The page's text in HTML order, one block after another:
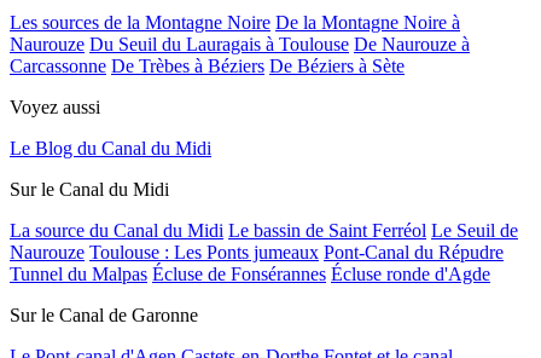
Les sources de la Montagne Noire De la Montagne Noire à
Naurouze Du Seuil du Lauragais à Toulouse De Naurouze à
Carcassonne De Trèbes à Béziers De Béziers à Sète
Voyez aussi
Le Blog du Canal du Midi
Sur le Canal du Midi
La source du Canal du Midi Le bassin de Saint Ferréol Le Seuil de
Naurouze Toulouse : Les Ponts jumeaux Pont-Canal du Répudre
Tunnel du Malpas Écluse de Fonsérannes Écluse ronde d'Agde
Sur le Canal de Garonne